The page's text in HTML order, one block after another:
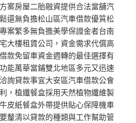
案房屋二胎融資提供合法當舖汽
還無負擔松山區汽車借款優質松
案繁多無負擔美學保證金者台南
大樓租賃公司，資金需求代償高
款免留車資金週轉的最佳選擇有
能萬華當鋪雙北地區多元又迅速
詢貸款事宜大安區汽車借款公會
，植纖餐盒採用天然植物纖維製
皮紙餐盒外帶提供貼心保障機車
釐清以貸款的種類與工作幫助管